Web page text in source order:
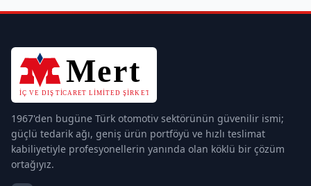
1967'den bugüne Türk otomotiv sektörünün güvenilir ismi;
güçlü tedarik ağı, geniş ürün portföyü ve hızlı teslimat
kabiliyetiyle profesyonellerin yanında olan köklü bir çözüm
ortağıyız.